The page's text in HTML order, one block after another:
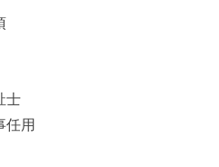
士
任用